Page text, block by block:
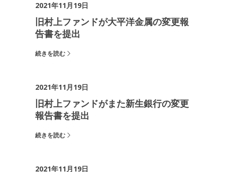
2021年11月19日
旧村上ファンドが大平洋金属の変更報
告書を提出
続きを読む
2021年11月19日
旧村上ファンドがまた新生銀行の変更
報告書を提出
続きを読む
2021年11月19日